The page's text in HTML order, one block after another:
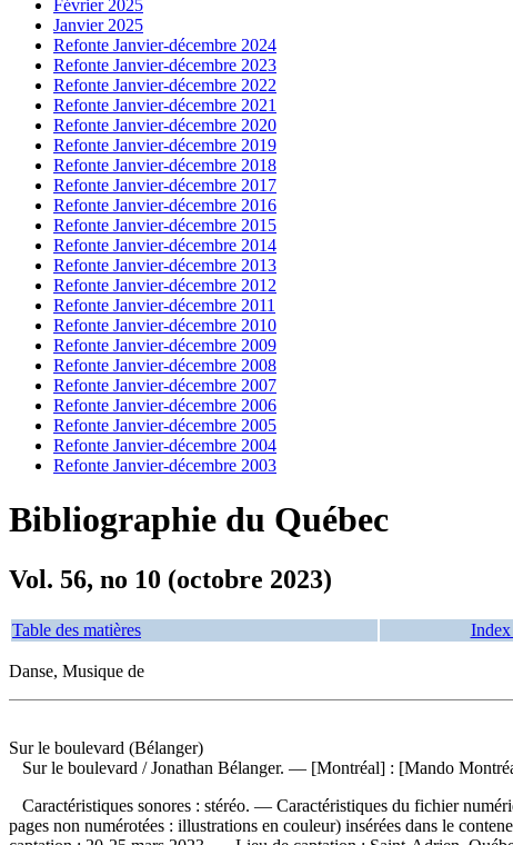
Février 2025
Janvier 2025
Refonte Janvier-décembre 2024
Refonte Janvier-décembre 2023
Refonte Janvier-décembre 2022
Refonte Janvier-décembre 2021
Refonte Janvier-décembre 2020
Refonte Janvier-décembre 2019
Refonte Janvier-décembre 2018
Refonte Janvier-décembre 2017
Refonte Janvier-décembre 2016
Refonte Janvier-décembre 2015
Refonte Janvier-décembre 2014
Refonte Janvier-décembre 2013
Refonte Janvier-décembre 2012
Refonte Janvier-décembre 2011
Refonte Janvier-décembre 2010
Refonte Janvier-décembre 2009
Refonte Janvier-décembre 2008
Refonte Janvier-décembre 2007
Refonte Janvier-décembre 2006
Refonte Janvier-décembre 2005
Refonte Janvier-décembre 2004
Refonte Janvier-décembre 2003
Bibliographie du Québec
Vol. 56, no 10 (octobre 2023)
Table des matières Index
Danse, Musique de
Sur le boulevard (Bélanger)
Sur le boulevard / Jonathan Bélanger. — [Montréal] : [Mando
Caractéristiques sonores : stéréo. — Caractéristiques du fichier
pages non numérotées : illustrations en couleur) insérées dans le